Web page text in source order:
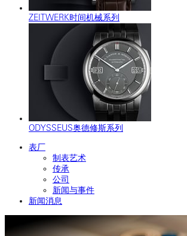
ZEITWERK时间机械系列
ODYSSEUS奥德修斯系列
表厂
制表艺术
传承
公司
新闻与事件
新闻消息